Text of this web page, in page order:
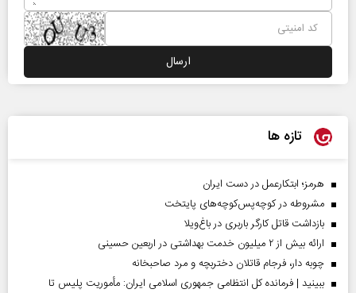
تازه ها
هرمز؛ ابتکارعمل در دست ایران
مشروطه در کوچه‌پس‌کوچه‌های پایتخت
بازداشت قاتل کارگر باربری در باغ‌ویلا
ارائه بیش از ۲ میلیون خدمت بهداشتی در اربعین حسینی
چوبه دار، فرجام قاتلان دختربچه و مرد صاحبخانه
ببینید | فرمانده کل انتظامی جمهوری اسلامی ایران­: مأموریت پلیس تا